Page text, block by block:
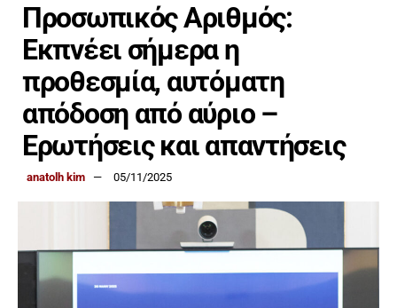
Προσωπικός Αριθμός:
Εκπνέει σήμερα η
προθεσμία, αυτόματη
απόδοση από αύριο –
Ερωτήσεις και απαντήσεις
anatolh kim 05/11/2025